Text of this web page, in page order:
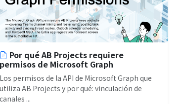
Por qué AB Projects requiere
permisos de Microsoft Graph
Los permisos de la API de Microsoft Graph que
utiliza AB Projects y por qué: vinculación de
canales ...